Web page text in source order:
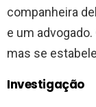
companheira
e um
mas se
Investigação